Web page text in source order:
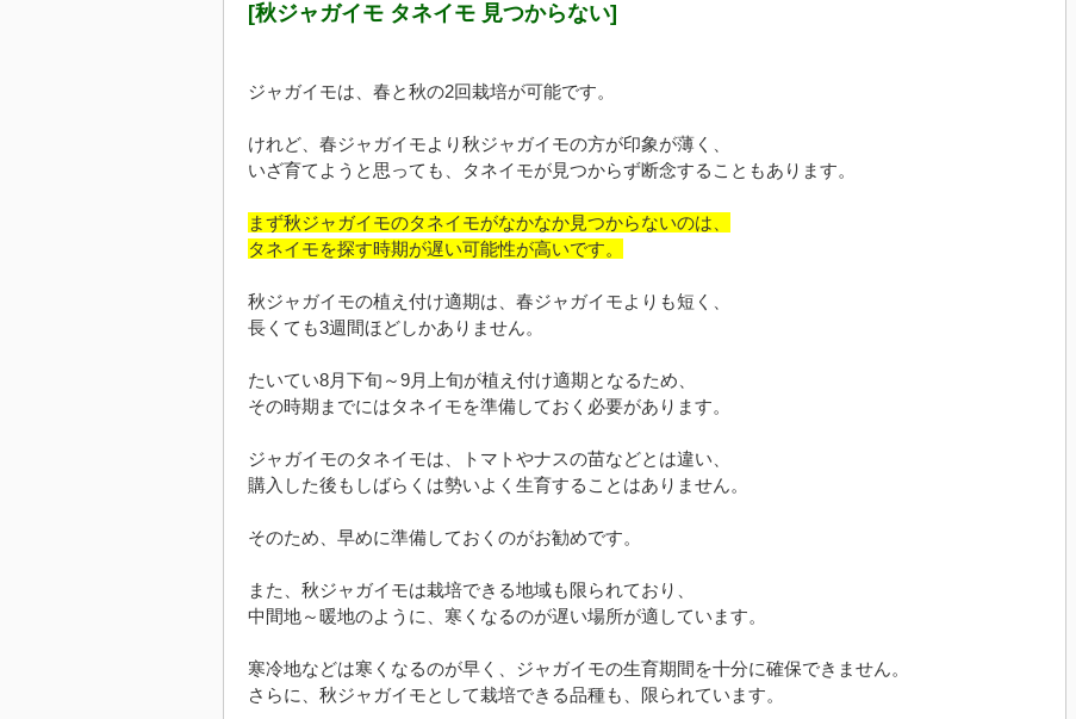
[秋ジャガイモ タネイモ 見つからない]
ジャガイモは、春と秋の2回栽培が可能です。
けれど、春ジャガイモより秋ジャガイモの方が印象が薄く、
いざ育てようと思っても、タネイモが見つからず断念することもあります。
まず秋ジャガイモのタネイモがなかなか見つからないのは、
タネイモを探す時期が遅い可能性が高いです。
秋ジャガイモの植え付け適期は、春ジャガイモよりも短く、
長くても3週間ほどしかありません。
たいてい8月下旬～9月上旬が植え付け適期となるため、
その時期までにはタネイモを準備しておく必要があります。
ジャガイモのタネイモは、トマトやナスの苗などとは違い、
購入した後もしばらくは勢いよく生育することはありません。
そのため、早めに準備しておくのがお勧めです。
また、秋ジャガイモは栽培できる地域も限られており、
中間地～暖地のように、寒くなるのが遅い場所が適しています。
寒冷地などは寒くなるのが早く、ジャガイモの生育期間を十分に確保できません。
さらに、秋ジャガイモとして栽培できる品種も、限られています。